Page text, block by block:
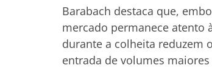
Barabach destaca que,
mercado permanece atento
durante a colheita reduzem
entrada de volumes